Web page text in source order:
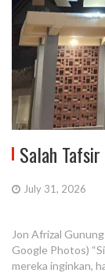
Salah
July 31, 2026
Jon Afrizal
Google Photos)
mereka inginkan,